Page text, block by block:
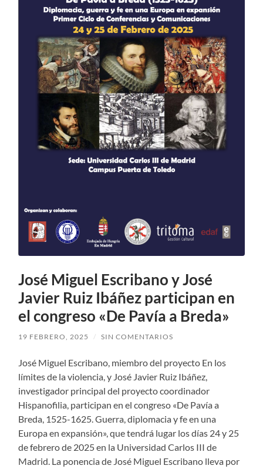
José Miguel Escribano y José
Javier Ruiz Ibáñez participan en
el congreso «De Pavía a Breda»
19 FEBRERO, 2025 / SIN COMENTARIOS
José Miguel Escribano, miembro del proyecto En los
límites de la violencia, y José Javier Ruiz Ibáñez,
investigador principal del proyecto coordinador
Hispanofilia, participan en el congreso «De Pavía a
Breda, 1525-1625. Guerra, diplomacia y fe en una
Europa en expansión», que tendrá lugar los días 24 y 25
de febrero de 2025 en la Universidad Carlos III de
Madrid. La ponencia de José Miguel Escribano lleva por